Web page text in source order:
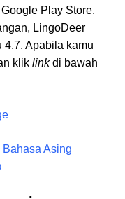
Play Store.
LingoDeer
4,7. Apabila kamu
klik linkdi bawah
Asing